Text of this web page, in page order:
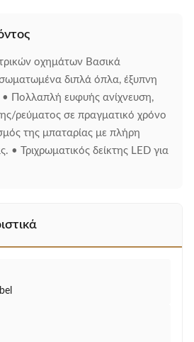
οχημάτων Βασικά
διπλά όπλα, έξυπνη
• Πολλαπλή ευφυής ανίχνευση,
ρεύματος σε πραγματικό χρόνο
της μπαταρίας με πλήρη
• Τριχρωματικός δείκτης LED για